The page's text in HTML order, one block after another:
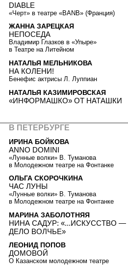
DIABLE
«Черт» в театре «ВANB» (Франция)
ЖАННА ЗАРЕЦКАЯ
НЕПОСЕДА
Владимир Глазков в «Упыре»
в Театре на Литейном
НАТАЛЬЯ МЕЛЬНИКОВА
НА КОЛЕНИ!
Бенефис актрисы Л. Луппиан
НАТАЛЬЯ КАЗИМИРОВСКАЯ
«ИНФОРМАШКО» ОТ НАТАШКИ
В ПЕТЕРБУРГЕ
ИРИНА БОЙКОВА
ANNO DOMINI
«Лунные волки» В. Туманова
в Молодежном театре на Фонтанке
ОЛЬГА СКОРОЧКИНА
ЧАС ЛУНЫ
«Лунные волки» В. Туманова
в Молодежном театре на Фонтанке
МАРИНА ЗАБОЛОТНЯЯ
НИНА САДУР: «...ИСКУССТВО —
ДЕЛО ВОЛЧЬЕ»
ЛЕОНИД ПОПОВ
ДОМОВОЙ
О Казанском молодежном театре